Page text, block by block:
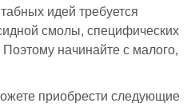
идей требуется
смолы, специфических
начинайте с малого,
приобрести следующие